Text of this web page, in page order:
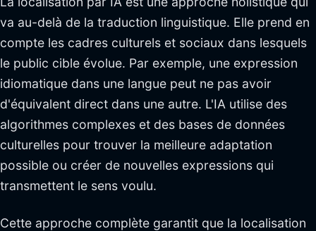
va au-delà de la traduction linguistique. Elle prend en
compte les cadres culturels et sociaux dans lesquels
le public cible évolue. Par exemple, une expression
idiomatique dans une langue peut ne pas avoir
d'équivalent direct dans une autre. L'IA utilise des
algorithmes complexes et des bases de données
culturelles pour trouver la meilleure adaptation
possible ou créer de nouvelles expressions qui
transmettent le sens voulu.
Cette approche complète garantit que la localisation